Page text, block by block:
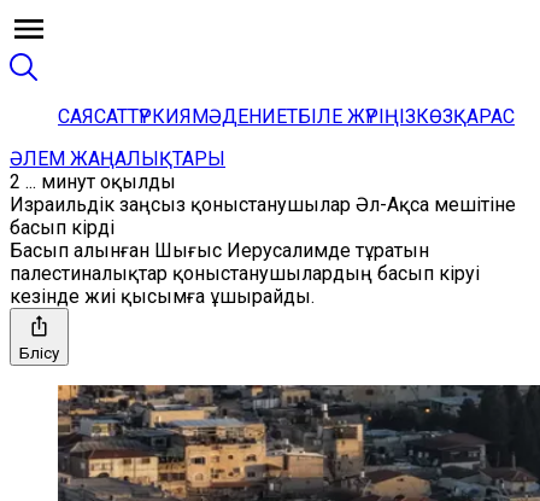
САЯСАТТҮРКИЯМӘДЕНИЕТБІЛЕ ЖҮРІҢІЗКӨЗҚАРАС
ӘЛЕМ ЖАҢАЛЫҚТАРЫ
2 ... минут оқылды
Израильдік заңсыз қоныстанушылар Әл-Ақса мешітіне
басып кірді
Басып алынған Шығыс Иерусалимде тұратын
палестиналықтар қоныстанушылардың басып кіруі
кезінде жиі қысымға ұшырайды.
Бөлісу